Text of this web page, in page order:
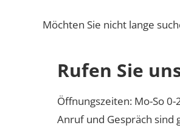
Möchten Sie nicht lange
Rufen Sie
Öffnungszeiten: Mo-So 0-
Anruf und Gespräch sind